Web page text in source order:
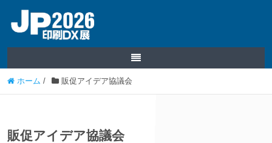
ホーム / 販促アイデア協議会
販促アイデア協議会